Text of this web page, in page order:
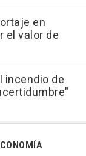
en
el valor de
incendio de